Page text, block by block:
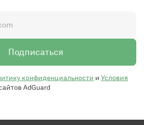
Подписаться
конфиденциальности и Условия
AdGuard